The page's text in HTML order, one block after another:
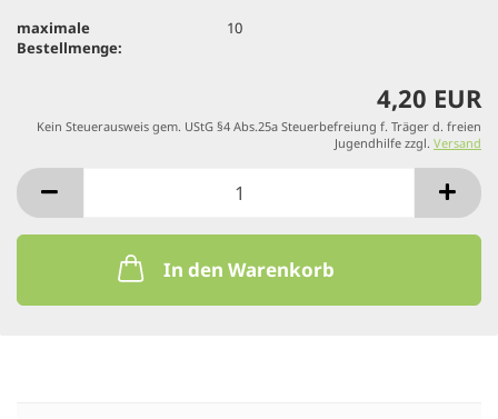
maximale
Bestellmenge:
10
4,20 EUR
Kein Steuerausweis gem. UStG §4 Abs.25a Steuerbefreiung f. Träger d. freien
Jugendhilfe zzgl. Versand
In den Warenkorb